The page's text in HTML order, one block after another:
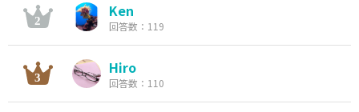
Ken
回答数：119
Hiro
回答数：110